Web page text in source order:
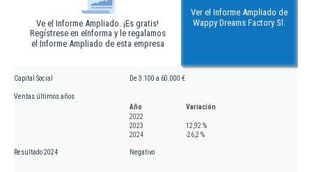
Ve el Informe Ampliado. ¡Es gratis!
Regístrese en eInforma y le regalamos
el Informe Ampliado de esta empresa
Ver el Informe Ampliado de
Wappy Dreams Factory Sl.
Capital Social De 3.100 a 60.000 €
Ventas últimos años
Año
Variación
2022
2023
12,92 %
2024
-26,2 %
Resultado 2024 Negativo